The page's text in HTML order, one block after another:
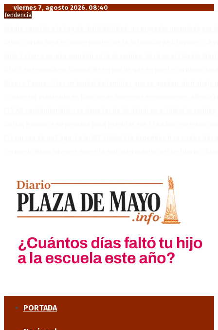
viernes 7, agosto 2026. 08:40
Tendencia
PORTADA